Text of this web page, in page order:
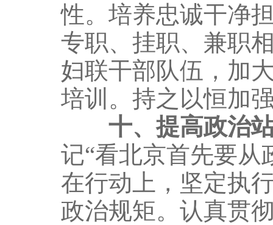
性。培养忠诚干净
专职、挂职、兼职
妇联干部队伍，加
培训。持之以恒加
十、提高政治
记“看北京首先要从
在行动上，坚定执
政治规矩。认真贯